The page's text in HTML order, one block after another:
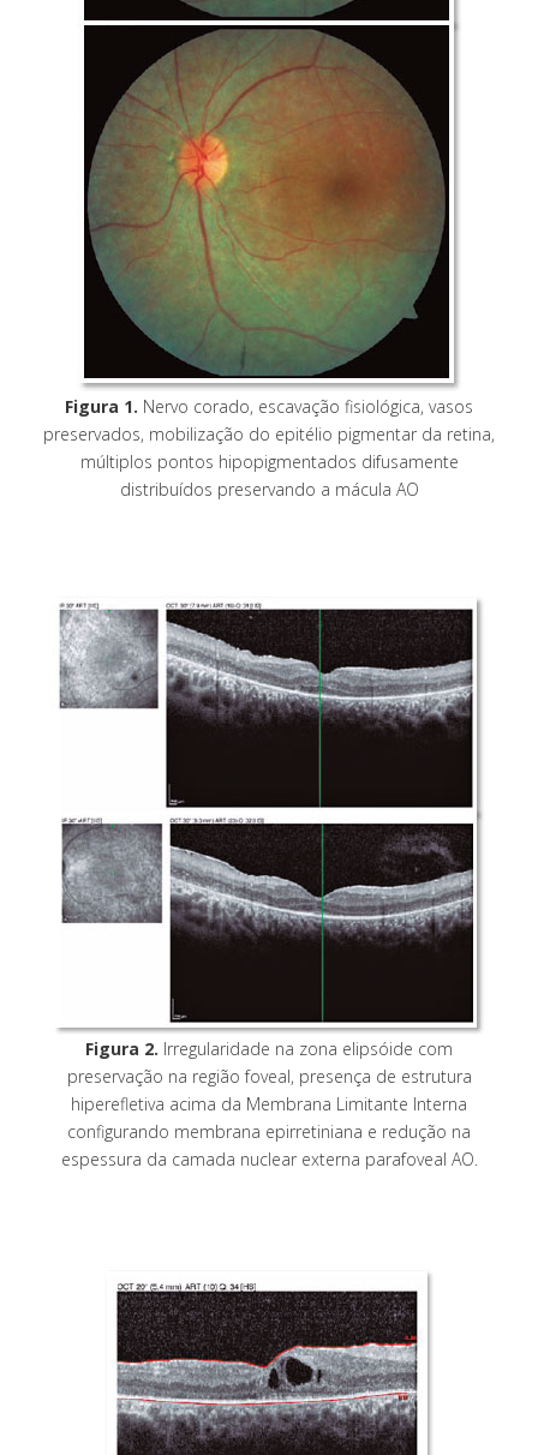
Figura 1. Nervo corado, escavação fisiológica, vasos
preservados, mobilização do epitélio pigmentar da retina,
múltiplos pontos hipopigmentados difusamente
distribuídos preservando a mácula AO
Figura 2. Irregularidade na zona elipsóide com
preservação na região foveal, presença de estrutura
hiperefletiva acima da Membrana Limitante Interna
configurando membrana epirretiniana e redução na
espessura da camada nuclear externa parafoveal AO.